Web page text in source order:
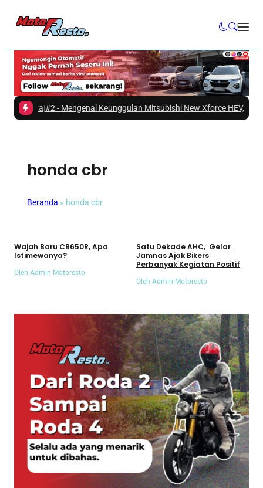
|#2 -Mengenal Keunggulan Mitsubishi New Xforce HEV, SUV
honda cbr
Beranda » honda cbr
Wajah Baru CB650R, Apa
Istimewanya?
Oleh Admin Motoresto
Satu Dekade AHC, Gelar
Jamnas Ajak Bikers
Perbanyak Kegiatan Positif
Oleh Admin Motoresto